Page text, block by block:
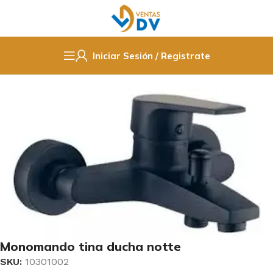
Iniciar Sesión / Registrate
Grifeteria Llave Monomando
Monomando tina ducha notte
SKU: 10301002